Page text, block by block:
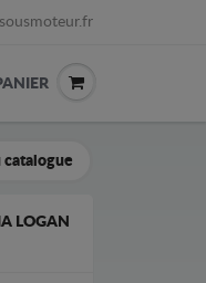
catalogue
LOGAN